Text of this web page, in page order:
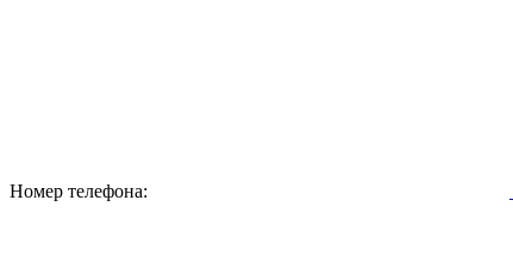
Номер телефона: